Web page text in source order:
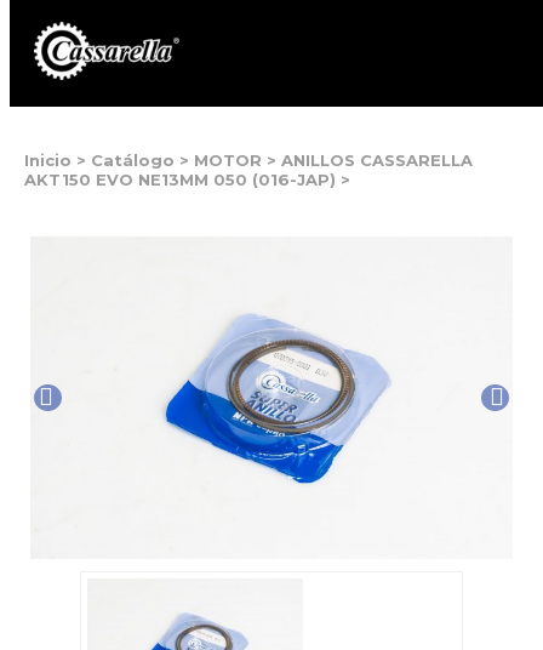
Inicio > Catálogo > MOTOR > ANILLOS CASSARELLA
AKT150 EVO NE13MM 050 (016-JAP) >